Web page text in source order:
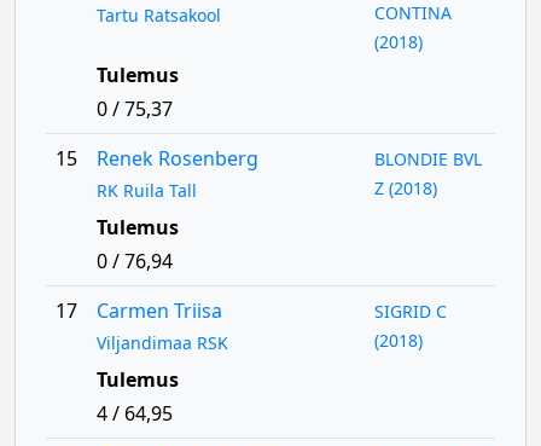
Tartu Ratsakool
CONTINA
(2018)
Tulemus
0 / 75,37
15
Renek Rosenberg
RK Ruila Tall
BLONDIE BVL
Z (2018)
Tulemus
0 / 76,94
17
Carmen Triisa
Viljandimaa RSK
SIGRID C
(2018)
Tulemus
4 / 64,95